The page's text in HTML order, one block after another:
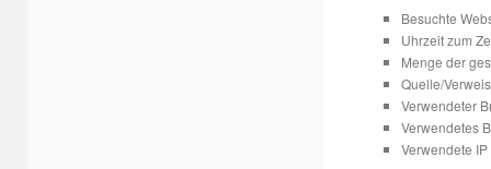
Besuchte
Uhrzeit zum
Menge der
Quelle/
Verwendeter
Verwendetes
Verwendete